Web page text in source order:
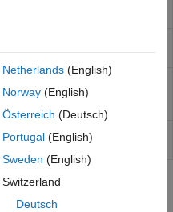
magnet synchronous
field-weakening controller
동기기 토크 추정
도움이 되었습니까?
Netherlands(English)
Norway(English)
Österreich (Deutsch)
Portugal(English)
Sweden (English)
Switzerland
Deutsch